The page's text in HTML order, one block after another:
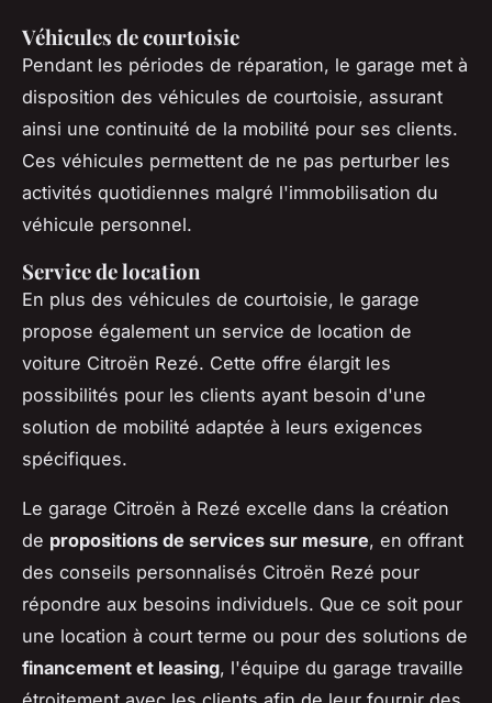
Véhicules de courtoisie
Pendant les périodes de réparation, le garage met à
disposition des véhicules de courtoisie, assurant
ainsi une continuité de la mobilité pour ses clients.
Ces véhicules permettent de ne pas perturber les
activités quotidiennes malgré l'immobilisation du
véhicule personnel.
Service de location
En plus des véhicules de courtoisie, le garage
propose également un service de location de
voiture Citroën Rezé. Cette offre élargit les
possibilités pour les clients ayant besoin d'une
solution de mobilité adaptée à leurs exigences
spécifiques.
Le garage Citroën à Rezé excelle dans la création
de propositions de services sur mesure, en offrant
des conseils personnalisés Citroën Rezé pour
répondre aux besoins individuels. Que ce soit pour
une location à court terme ou pour des solutions de
financement et leasing, l'équipe du garage travaille